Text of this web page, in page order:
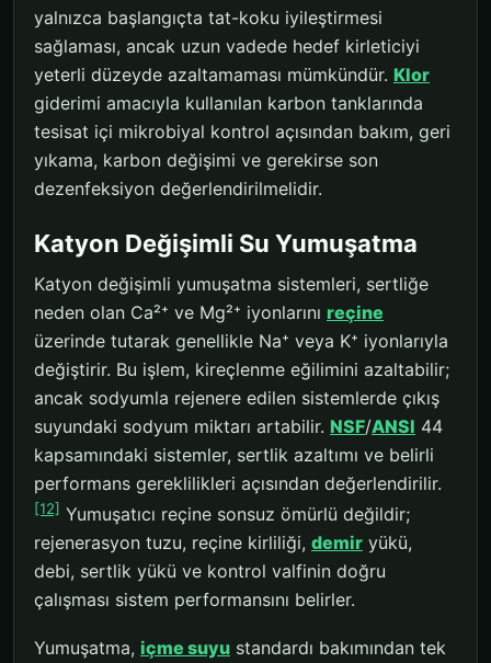
yalnızca başlangıçta tat-koku iyileştirmesi
sağlaması, ancak uzun vadede hedef kirleticiyi
yeterli düzeyde azaltamaması mümkündür. Klor
giderimi amacıyla kullanılan karbon tanklarında
tesisat içi mikrobiyal kontrol açısından bakım, geri
yıkama, karbon değişimi ve gerekirse son
dezenfeksiyon değerlendirilmelidir.
Katyon Değişimli Su Yumuşatma
Katyon değişimli yumuşatma sistemleri, sertliğe
neden olan Ca²⁺ ve Mg²⁺ iyonlarını reçine
üzerinde tutarak genellikle Na⁺ veya K⁺ iyonlarıyla
değiştirir. Bu işlem, kireçlenme eğilimini azaltabilir;
ancak sodyumla rejenere edilen sistemlerde çıkış
suyundaki sodyum miktarı artabilir. NSF/ANSI 44
kapsamındaki sistemler, sertlik azaltımı ve belirli
performans gereklilikleri açısından değerlendirilir.
[12] Yumuşatıcı reçine sonsuz ömürlü değildir;
rejenerasyon tuzu, reçine kirliliği, demir yükü,
debi, sertlik yükü ve kontrol valfinin doğru
çalışması sistem performansını belirler.
Yumuşatma, içme suyu standardı bakımından tek